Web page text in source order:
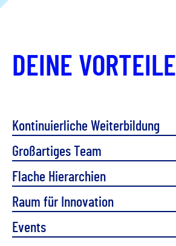
DEINE VORTEILE
Kontinuierliche Weiterbildung
Großartiges Team
Flache Hierarchien
Raum für Innovation
Events